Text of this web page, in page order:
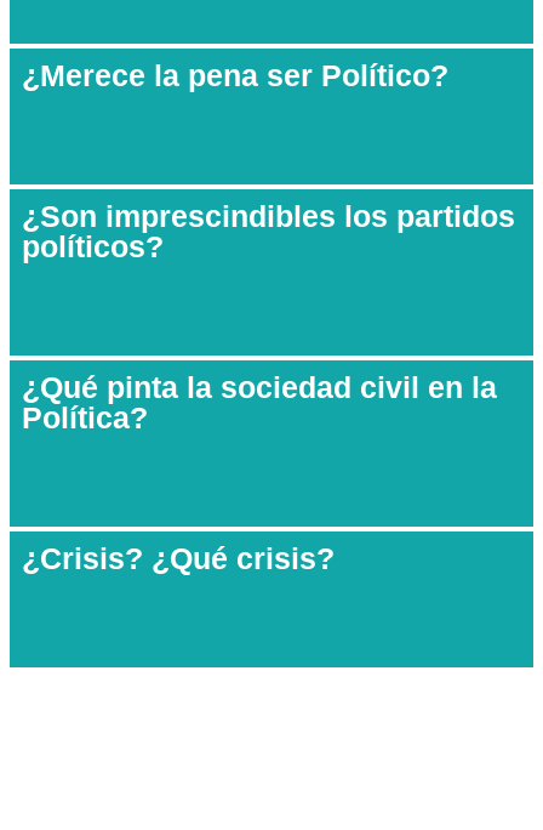
¿Merece la pena ser Político?
¿Son imprescindibles los partidos
políticos?
¿Qué pinta la sociedad civil en la
Política?
¿Crisis? ¿Qué crisis?